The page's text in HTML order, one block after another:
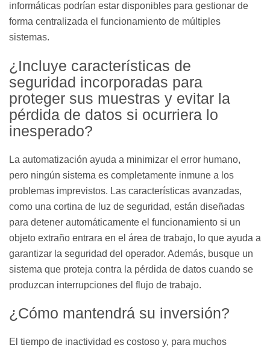
informáticas podrían estar disponibles para gestionar de
forma centralizada el funcionamiento de múltiples
sistemas.
¿Incluye características de
seguridad incorporadas para
proteger sus muestras y evitar la
pérdida de datos si ocurriera lo
inesperado?
La automatización ayuda a minimizar el error humano,
pero ningún sistema es completamente inmune a los
problemas imprevistos. Las características avanzadas,
como una cortina de luz de seguridad, están diseñadas
para detener automáticamente el funcionamiento si un
objeto extraño entrara en el área de trabajo, lo que ayuda a
garantizar la seguridad del operador. Además, busque un
sistema que proteja contra la pérdida de datos cuando se
produzcan interrupciones del flujo de trabajo.
¿Cómo mantendrá su inversión?
El tiempo de inactividad es costoso y, para muchos